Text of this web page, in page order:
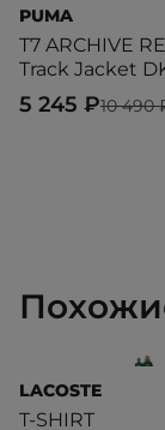
PUMA
T7 ARCHIVE
Track Jacket
10 490
5 245 ₽
LACOSTE
T-SHIRT